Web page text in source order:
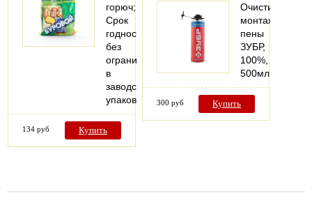
горюч;
Срок
годности:
без
ограничения
в
заводской
упаковке;
134 руб Купить
Очиститель
монтажной
пены
ЗУБР,
100%,
500мл,
300 руб Купить